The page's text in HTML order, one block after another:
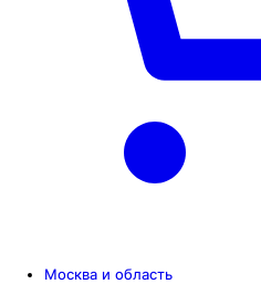
Москва и область